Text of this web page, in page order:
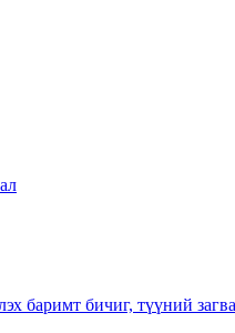
баримт бичиг, түүний